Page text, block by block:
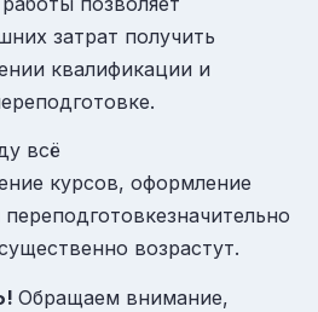
затрат получить
квалификации и
всё
курсов, оформление
возрастут.
Обращаем внимание,